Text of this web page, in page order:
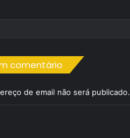
comentário
de email não será publicado.